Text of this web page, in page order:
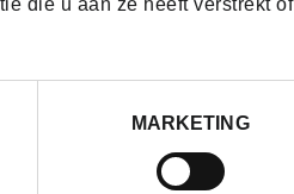
MARKETING